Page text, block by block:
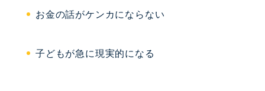
お金の話がケンカにならない
子どもが急に現実的になる